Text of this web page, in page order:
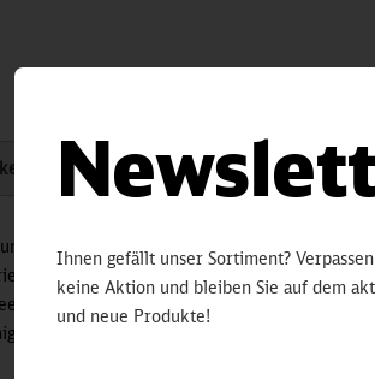
bewerten
Smartphones oder Tablets hundertfach.
Pilzen und Viren verunreinigt werden.
oder aber auf Reisen - mit dem
deiner Touch Devices benötigst.
Ihnen gefällt unser Sortiment?
keine Aktion und bleiben Sie auf dem
und neue Produkte!